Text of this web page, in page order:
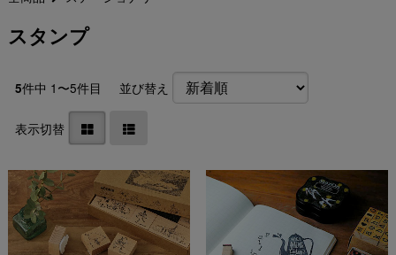
スタンプ
5件中 1〜5件目 並び替え
表示切替